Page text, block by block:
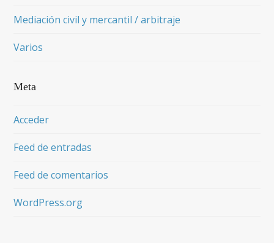
Mediación civil y mercantil / arbitraje
Varios
Meta
Acceder
Feed de entradas
Feed de comentarios
WordPress.org